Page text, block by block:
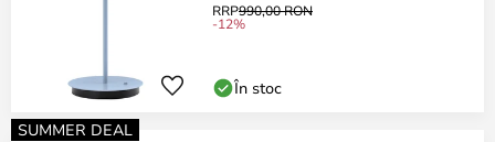
RRP990,00 RON
-12%
În stoc
SUMMER DEAL